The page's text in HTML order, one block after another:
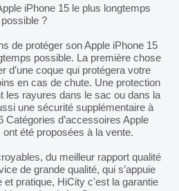
iPhone 15 le plus longtemps
possible ?
de protéger son Apple iPhone 15
possible. La première chose
d’une coque qui protégera votre
en cas de chute. Une protection
les rayures dans le sac ou dans la
une sécurité supplémentaire à
Catégories d’accessoires Apple
été proposées à la vente.
du meilleur rapport qualité
de grande qualité, qui s’appuie
et pratique, HiCity c'est la garantie